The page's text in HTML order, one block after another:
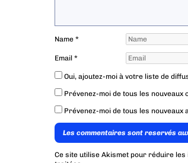
Name *
Email *
Oui, ajoutez-moi à votre liste de
Prévenez-moi de tous les nouveaux
Prévenez-moi de tous les nouveaux
Les commentaires sont reservés
Ce site utilise Akismet pour réduire